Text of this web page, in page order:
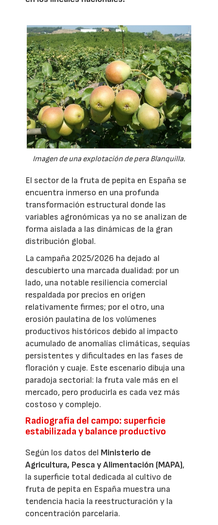
Imagen de una explotación de pera Blanquilla.
El sector de la fruta de pepita en España se
encuentra inmerso en una profunda
transformación estructural donde las
variables agronómicas ya no se analizan de
forma aislada a las dinámicas de la gran
distribución global.
La campaña 2025/2026 ha dejado al
descubierto una marcada dualidad: por un
lado, una notable resiliencia comercial
respaldada por precios en origen
relativamente firmes; por el otro, una
erosión paulatina de los volúmenes
productivos históricos debido al impacto
acumulado de anomalías climáticas, sequías
persistentes y dificultades en las fases de
floración y cuaje. Este escenario dibuja una
paradoja sectorial: la fruta vale más en el
mercado, pero producirla es cada vez más
costoso y complejo.
Radiografía del campo: superficie
estabilizada y balance productivo
Según los datos del Ministerio de
Agricultura, Pesca y Alimentación (MAPA),
la superficie total dedicada al cultivo de
fruta de pepita en España muestra una
tendencia hacia la reestructuración y la
concentración parcelaria.